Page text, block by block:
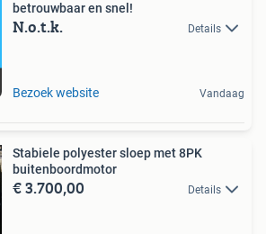
betrouwbaar en snel!
N.o.t.k. Details
Bezoek website Vandaag
Stabiele polyester sloep met 8PK
buitenboordmotor
€ 3.700,00 Details